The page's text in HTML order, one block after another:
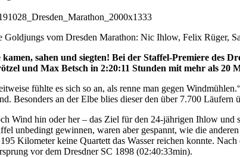
Goldjungs vom Dresden Marathon: Nic Ihlow, Felix Rüger,
kamen, sahen und siegten! Bei der Staffel-Premiere des
und Max Betsch in 2:20:11 Stunden mit mehr als 20
fühlte es sich so an, als renne man gegen
Besonders an der Elbe blies dieser den über 7.700 Läufern
Wind hin oder her – das Ziel für den 24-jährigen Ihlow
unbedingt gewinnen, waren aber gespannt, wie die
Kilometer keine Quartett das Wasser reichen konnte.
vor dem Dresdner SC 1898 (02:40:33min).